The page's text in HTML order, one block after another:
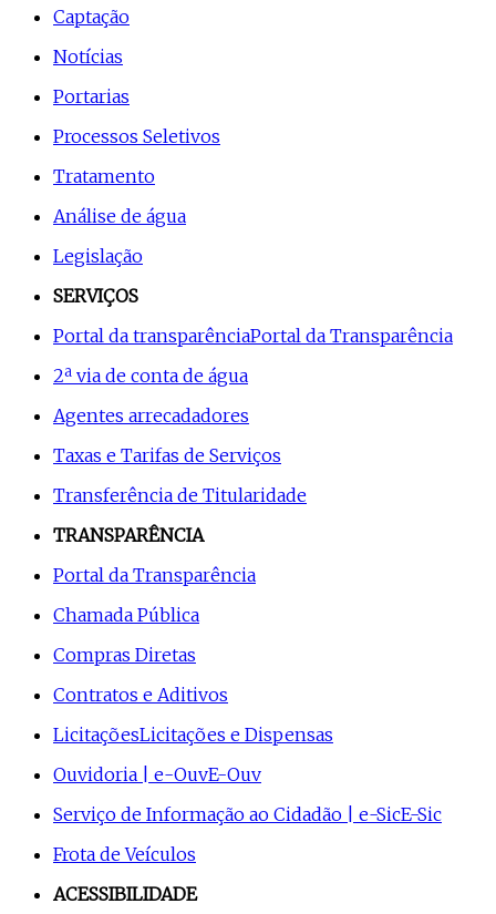
Captação
Notícias
Portarias
Processos Seletivos
Tratamento
Análise de água
Legislação
SERVIÇOS
Portal da transparênciaPortal da Transparência
2ª via de conta de água
Agentes arrecadadores
Taxas e Tarifas de Serviços
Transferência de Titularidade
TRANSPARÊNCIA
Portal da Transparência
Chamada Pública
Compras Diretas
Contratos e Aditivos
LicitaçõesLicitações e Dispensas
Ouvidoria | e-OuvE-Ouv
Serviço de Informação ao Cidadão | e-SicE-Sic
Frota de Veículos
ACESSIBILIDADE